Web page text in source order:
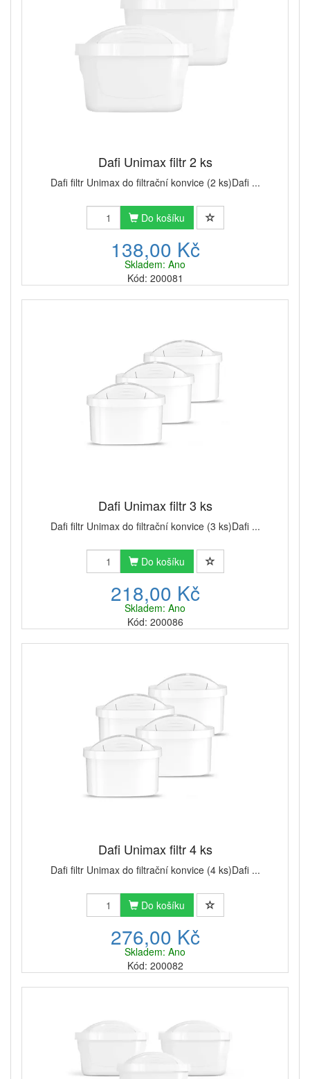
sadu 12 kusů Dafi Unimax Mg+
která vám vydrží na celý rok.
Filtrační patronu Dafi Unimax je možnépoužít i
v celé řadě dalších filtračních konvic
nejen
značku Dafi. Své uplatnění najde i v některých typech
Aquaphor
. Nebudete-li si jisti kompatibilitou filtrační
Dafi Unimax filtr 2 ks
Dafi filtr Unimax do filtrační konvice (2 ks)Dafi ...
Do košíku
138,00 Kč
Skladem: Ano
Kód: 200081
Dafi Unimax filtr 3 ks
Dafi filtr Unimax do filtrační konvice (3 ks)Dafi ...
Do košíku
218,00 Kč
Skladem: Ano
Kód: 200086
Dafi Unimax filtr 4 ks
Dafi filtr Unimax do filtrační konvice (4 ks)Dafi ...
Do košíku
276,00 Kč
Skladem: Ano
Kód: 200082